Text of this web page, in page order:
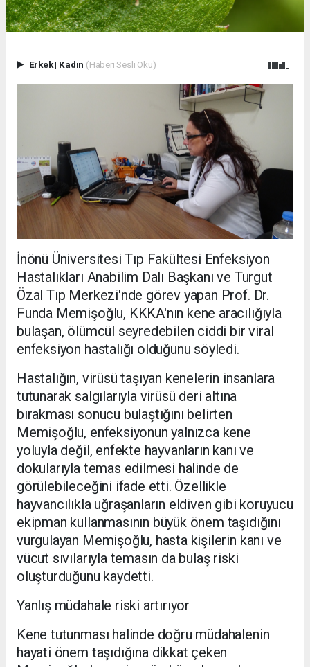
Erkek| Kadın (Haberi Sesli Oku)
İnönü Üniversitesi Tıp Fakültesi Enfeksiyon
Hastalıkları Anabilim Dalı Başkanı ve Turgut
Özal Tıp Merkezi'nde görev yapan Prof. Dr.
Funda Memişoğlu, KKKA'nın kene aracılığıyla
bulaşan, ölümcül seyredebilen ciddi bir viral
enfeksiyon hastalığı olduğunu söyledi.
Hastalığın, virüsü taşıyan kenelerin insanlara
tutunarak salgılarıyla virüsü deri altına
bırakması sonucu bulaştığını belirten
Memişoğlu, enfeksiyonun yalnızca kene
yoluyla değil, enfekte hayvanların kanı ve
dokularıyla temas edilmesi halinde de
görülebileceğini ifade etti. Özellikle
hayvancılıkla uğraşanların eldiven gibi koruyucu
ekipman kullanmasının büyük önem taşıdığını
vurgulayan Memişoğlu, hasta kişilerin kanı ve
vücut sıvılarıyla temasın da bulaş riski
oluşturduğunu kaydetti.
Yanlış müdahale riski artırıyor
Kene tutunması halinde doğru müdahalenin
hayati önem taşıdığına dikkat çeken